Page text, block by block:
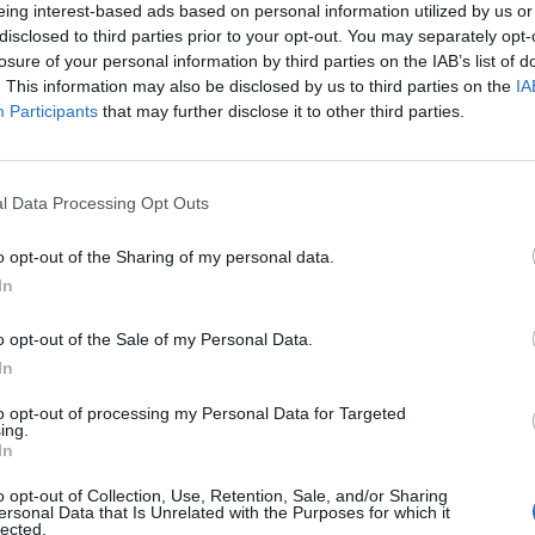
interest-based ads based on personal information utilized by us
to third parties prior to your opt-out. You may separately
of your personal information by third parties on the IAB’s list of
This information may also be disclosed by us to third parties on the
Participants that may further disclose it to other third parties.
Data Processing Opt Outs
opt-out of the Sharing of my personal data.
opt-out of the Sale of my Personal Data.
opt-out of processing my Personal Data for Targeted
opt-out of Collection, Use, Retention, Sale, and/or Sharing
Data that Is Unrelated with the Purposes for which it
non poteva mancare di influenzare,
negli ultimi due secoli, la letteratura e il
più popolare, spesso trasposto
è «Dracula» di Bram Stoker» che
di Herzog, remake del capolavoro di
a un romanzo della scrittrice Anne
l'omonimo film «Intervista con il
Neil Jordan, con Brad Pitt. E Jeanne
la trilogia sulla saga familiare
come «I diari della famiglia Dracula».
di Stephanie Meyer, con
perché la sua quadrilogia stona
conferite solitamente al
la malvagità e la sterilità. Soprattutto
moderna, la figura del vampiro
tempo una forma ben diversa
morto che attaccava villaggi dispersi
Sempre più frequentemente, infatti, i
Trump, Meloni e la strategia